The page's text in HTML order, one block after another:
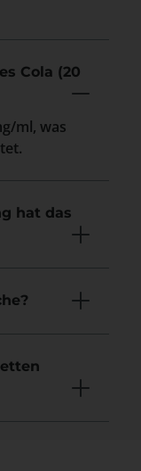
Cola (20
ml, was
hat das